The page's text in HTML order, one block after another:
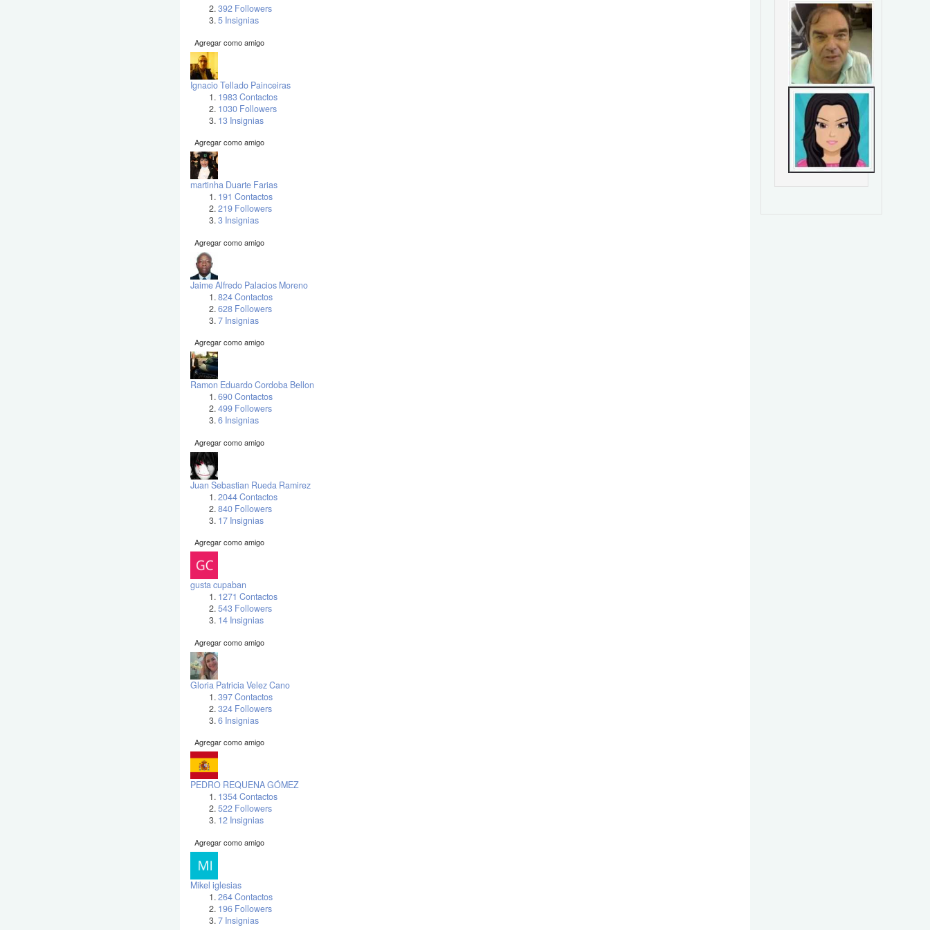
392 Followers
5 Insignias
Agregar como amigo
Ignacio Tellado Painceiras
1983 Contactos
1030 Followers
13 Insignias
Agregar como amigo
martinha Duarte Farias
191 Contactos
219 Followers
3 Insignias
Agregar como amigo
Jaime Alfredo Palacios Moreno
824 Contactos
628 Followers
7 Insignias
Agregar como amigo
Ramon Eduardo Cordoba Bellon
690 Contactos
499 Followers
6 Insignias
Agregar como amigo
Juan Sebastian Rueda Ramirez
2044 Contactos
840 Followers
17 Insignias
Agregar como amigo
gusta cupaban
1271 Contactos
543 Followers
14 Insignias
Agregar como amigo
Gloria Patricia Velez Cano
397 Contactos
324 Followers
6 Insignias
Agregar como amigo
PEDRO REQUENA GÓMEZ
1354 Contactos
522 Followers
12 Insignias
Agregar como amigo
Mikel iglesias
264 Contactos
196 Followers
7 Insignias